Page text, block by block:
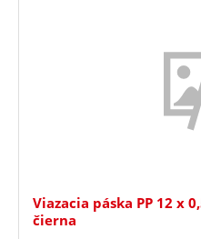
Viazacia páska PP 12 x
čierna